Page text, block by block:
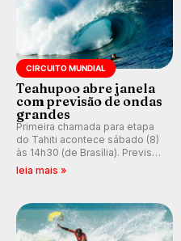
CIRCUITO MUNDIAL
Teahupoo abre janela
com previsão de ondas
grandes
Primeira chamada para etapa
do Tahiti acontece sábado (8)
às 14h30 (de Brasília). Previsão
indica swell consistente.
Kelly Slater convidado.
leia mais »